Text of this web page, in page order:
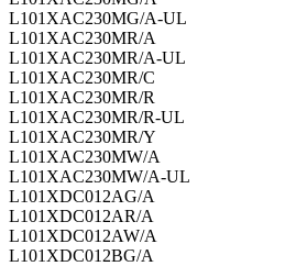
L101XAC230MG/A-UL
L101XAC230MR/A
L101XAC230MR/A-UL
L101XAC230MR/C
L101XAC230MR/R
L101XAC230MR/R-UL
L101XAC230MR/Y
L101XAC230MW/A
L101XAC230MW/A-UL
L101XDC012AG/A
L101XDC012AR/A
L101XDC012AW/A
L101XDC012BG/A